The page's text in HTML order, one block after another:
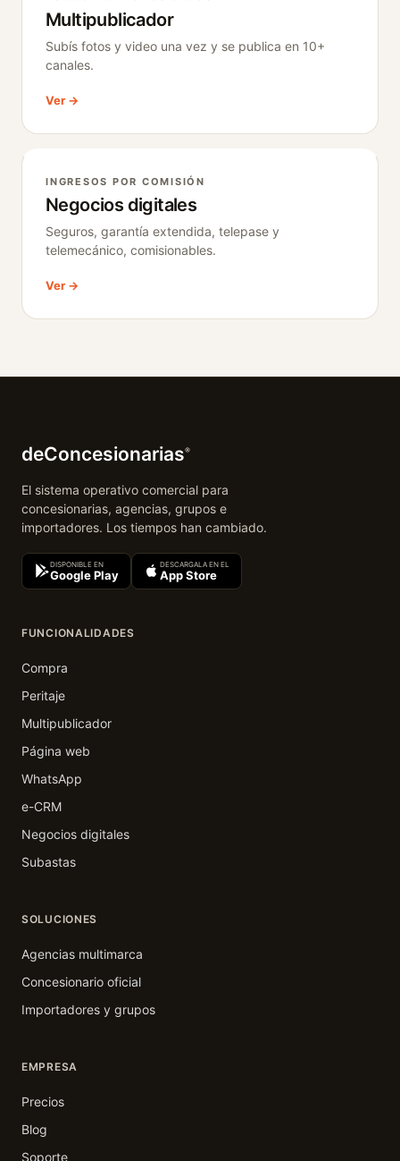
Multipublicador
Subís fotos y video una vez y se publica en 10+
canales.
Ver →
INGRESOS POR COMISIÓN
Negocios digitales
Seguros, garantía extendida, telepase y
telemecánico, comisionables.
Ver →
deConcesionarias®
El sistema operativo comercial para
concesionarias, agencias, grupos e
importadores. Los tiempos han cambiado.
DISPONIBLE EN
Google Play
DESCARGALA EN EL
App Store
FUNCIONALIDADES
Compra
Peritaje
Multipublicador
Página web
WhatsApp
e-CRM
Negocios digitales
Subastas
SOLUCIONES
Agencias multimarca
Concesionario oficial
Importadores y grupos
EMPRESA
Precios
Blog
Soporte